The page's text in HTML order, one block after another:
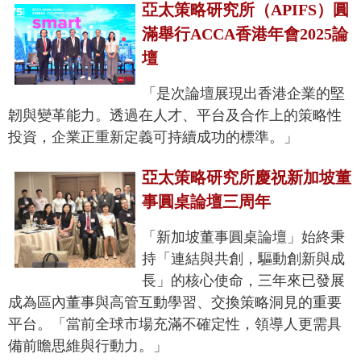
亞太策略研究所（APIFS）圓
滿舉行ACCA香港年會2025論
壇
「是次論壇展現出香港企業的堅
韌與變革能力。透過在人才、平台及合作上的策略性
投資，企業正重新定義可持續成功的標準。」
亞太策略研究所慶祝新加坡董
事圓桌論壇三周年
「新加坡董事圓桌論壇」始終秉
持「連結與共創，驅動創新與成
長」的核心使命，三年來已發展
成為區內董事與高管互動學習、交換策略洞見的重要
平台。「當前全球市場充滿不確定性，領導人更需具
備前瞻思維與行動力。」